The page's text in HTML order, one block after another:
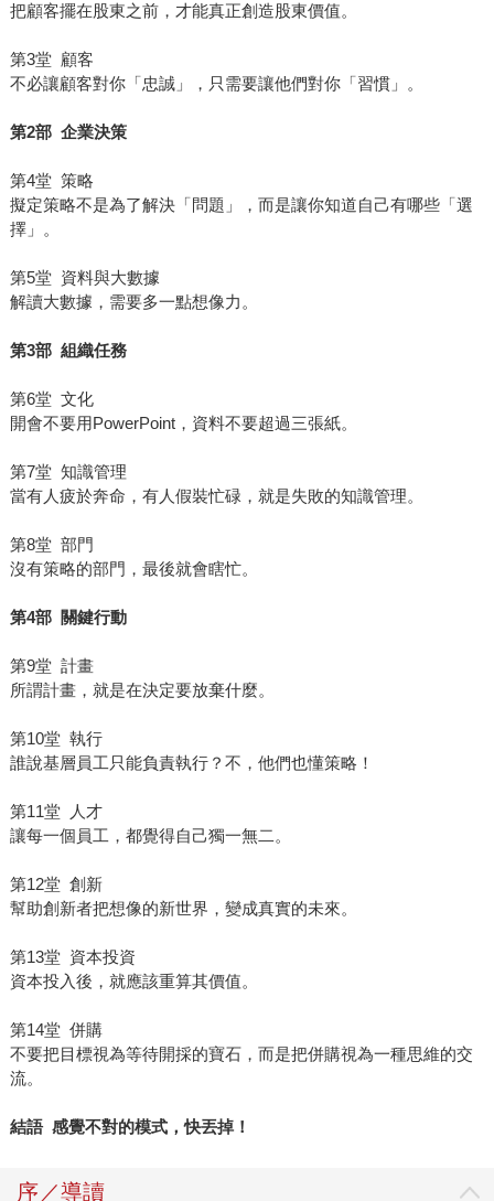
把顧客擺在股東之前，才能真正創造股東價值。
第3堂 顧客
不必讓顧客對你「忠誠」，只需要讓他們對你「習慣」。
第2部 企業決策
第4堂 策略
擬定策略不是為了解決「問題」，而是讓你知道自己有哪些「選
擇」。
第5堂 資料與大數據
解讀大數據，需要多一點想像力。
第3部 組織任務
第6堂 文化
開會不要用PowerPoint，資料不要超過三張紙。
第7堂 知識管理
當有人疲於奔命，有人假裝忙碌，就是失敗的知識管理。
第8堂 部門
沒有策略的部門，最後就會瞎忙。
第4部 關鍵行動
第9堂 計畫
所謂計畫，就是在決定要放棄什麼。
第10堂 執行
誰說基層員工只能負責執行？不，他們也懂策略！
第11堂 人才
讓每一個員工，都覺得自己獨一無二。
第12堂 創新
幫助創新者把想像的新世界，變成真實的未來。
第13堂 資本投資
資本投入後，就應該重算其價值。
第14堂 併購
不要把目標視為等待開採的寶石，而是把併購視為一種思維的交
流。
結語 感覺不對的模式，快丟掉！
序／導讀